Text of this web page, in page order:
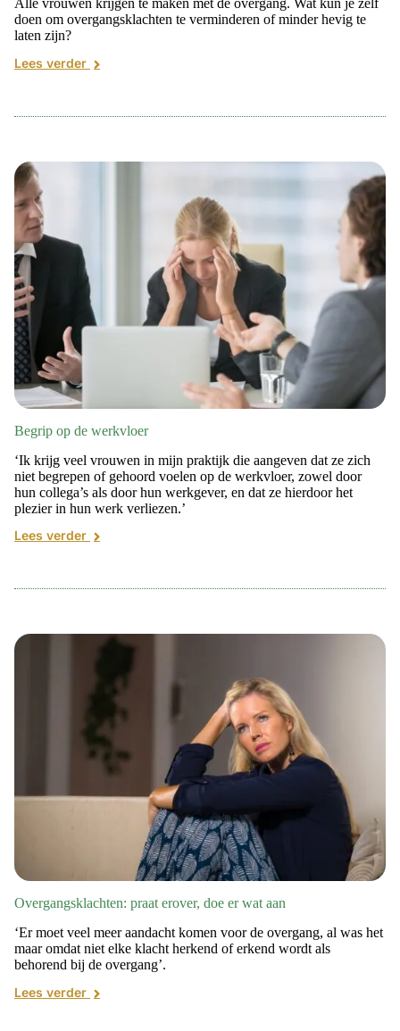
Alle vrouwen krijgen te maken met de overgang. Wat kun je zelf
doen om overgangsklachten te verminderen of minder hevig te
laten zijn?
Lees verder
Begrip op de werkvloer
‘Ik krijg veel vrouwen in mijn praktijk die aangeven dat ze zich
niet begrepen of gehoord voelen op de werkvloer, zowel door
hun collega’s als door hun werkgever, en dat ze hierdoor het
plezier in hun werk verliezen.’
Lees verder
Overgangsklachten: praat erover, doe er wat aan
‘Er moet veel meer aandacht komen voor de overgang, al was het
maar omdat niet elke klacht herkend of erkend wordt als
behorend bij de overgang’.
Lees verder